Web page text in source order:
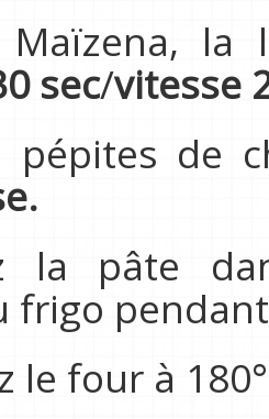
la
sec/vitesse
pépites de
la pâte
frigo
le four à